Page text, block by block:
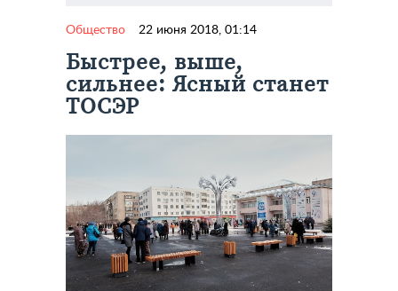
Общество 22 июня 2018, 01:14
Быстрее, выше,
сильнее: Ясный станет
ТОСЭР